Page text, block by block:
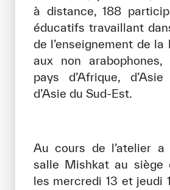
Communiqués de presse
Événements
Réseaux Sociaux de l’ICESCO
Contact
Bureaux de l’ICESCO
S’engager
à distance, 188
éducatifs travaillant
de l’enseignement de la
aux non
pays d’Afrique,
d’Asie du Sud-Est.
Au cours de l’atelier
salle Mishkat au siège
les mercredi 13 et jeudi